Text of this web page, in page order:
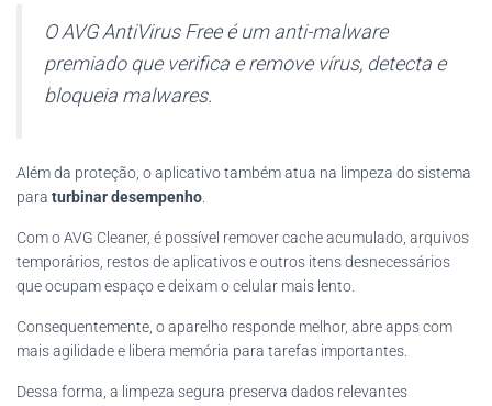
O AVG AntiVirus Free é um anti-malware
premiado que verifica e remove vírus, detecta e
bloqueia malwares.
Além da proteção, o aplicativo também atua na limpeza do sistema
para turbinar desempenho
Com o AVG Cleaner, é possível remover cache acumulado, arquivos
temporários, restos de aplicativos e outros itens desnecessários
que ocupam espaço e deixam o celular mais lento.
Consequentemente, o aparelho responde melhor, abre apps com
mais agilidade e libera memória para tarefas importantes.
Dessa forma, a limpeza segura preserva dados relevantes